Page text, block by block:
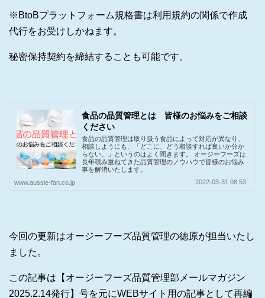
※BtoBプラットフォーム規格書は利用規約の関係で作成
代行をお受けしかねます。
秘密保持契約を締結することも可能です。
食品の品質管理とは 皆様のお悩みをご相談
ください
食品の品質管理は取り扱う食品によって対応が異なり、
相談しようにも、「どこに、どう相談すれば良いか分か
らない。」というのはよく聞きます。 オージーフーズは
長年積み重ねてきた品質管理のノウハウで皆様のお悩み
事を解消いたします。
www.aussie-fan.co.jp
2022-03-31 08:53
今回の更新はオージーフーズ品質管理の徳原が担当いたし
ました。
この記事は【オージーフーズ品質管理部メールマガジン
2025.2.14発行】号を元にWEBサイト用の記事として再編